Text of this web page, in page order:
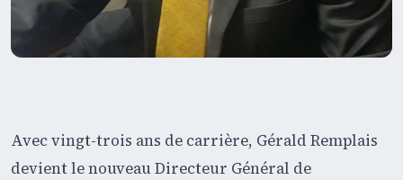
Avec vingt-trois ans de carrière, Gérald Remplais
devient le nouveau Directeur Général de